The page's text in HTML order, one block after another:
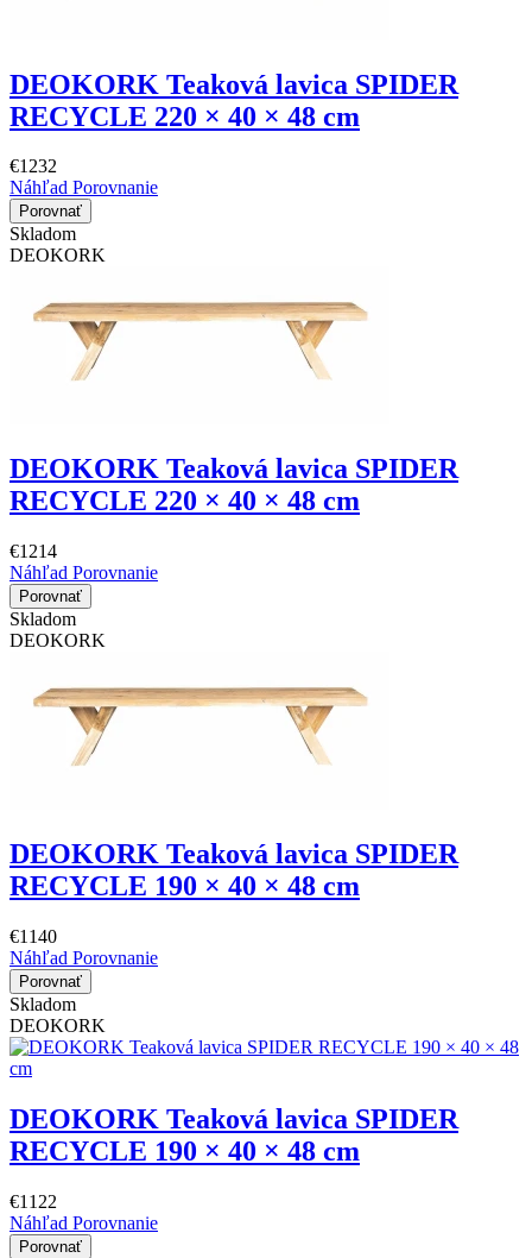
DEOKORK Teaková lavica SPIDER
RECYCLE 220 × 40 × 48 cm
€1232
Náhľad Porovnanie
Porovnať
Skladom
DEOKORK
DEOKORK Teaková lavica SPIDER
RECYCLE 220 × 40 × 48 cm
€1214
Náhľad Porovnanie
Porovnať
Skladom
DEOKORK
DEOKORK Teaková lavica SPIDER
RECYCLE 190 × 40 × 48 cm
€1140
Náhľad Porovnanie
Porovnať
Skladom
DEOKORK
DEOKORK Teaková lavica SPIDER
RECYCLE 190 × 40 × 48 cm
€1122
Náhľad Porovnanie
Porovnať